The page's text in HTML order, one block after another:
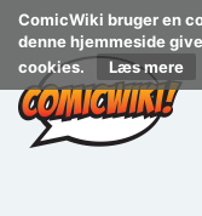
ComicWiki bruger en
denne hjemmeside
cookies.
Læs mere